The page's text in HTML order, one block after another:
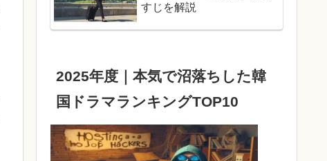
すじを解説
2025年度｜本気で沼落ちした韓
国ドラマランキングTOP10